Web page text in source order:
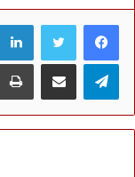
فيسبوك تويتر
تيلقرام مشاركة عبر البريد